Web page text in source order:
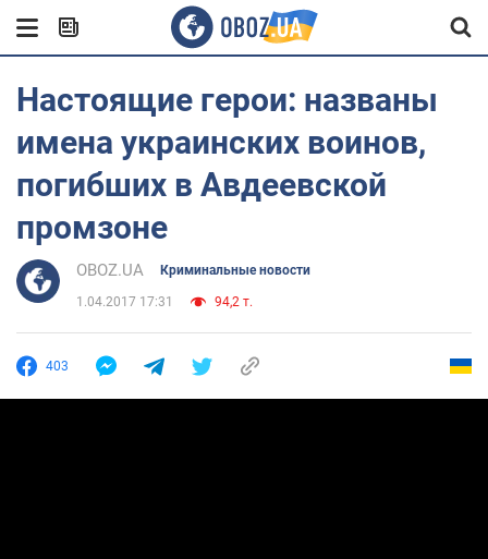
Настоящие герои: названы
имена украинских воинов,
погибших в Авдеевской
промзоне
OBOZ.UA Криминальные новости
1.04.2017 17:31 94,2 т.
403